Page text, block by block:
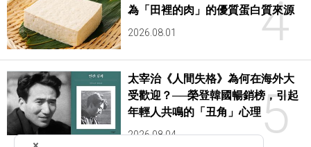
4
為「田裡的肉」的優質蛋白質來源
2026.08.01
5
太宰治《人間失格》為何在海外大
受歡迎？──榮登韓國暢銷榜，引起
年輕人共鳴的「丑角」心理
2026.08.04